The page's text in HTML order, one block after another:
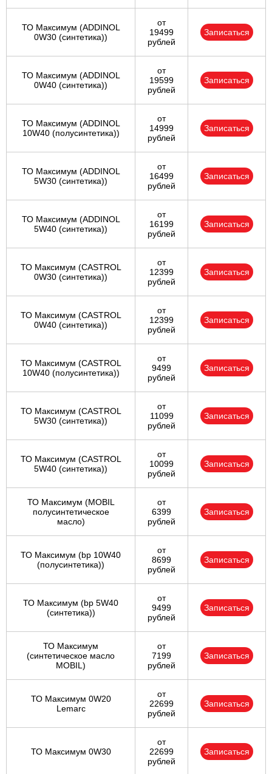
ТО Максимум (ADDINOL
0W30 (синтетика))
от
19499
рублей
Записаться
ТО Максимум (ADDINOL
0W40 (синтетика))
от
19599
рублей
Записаться
ТО Максимум (ADDINOL
10W40 (полусинтетика))
от
14999
рублей
Записаться
ТО Максимум (ADDINOL
5W30 (синтетика))
от
16499
рублей
Записаться
ТО Максимум (ADDINOL
5W40 (синтетика))
от
16199
рублей
Записаться
ТО Максимум (CASTROL
0W30 (синтетика))
от
12399
рублей
Записаться
ТО Максимум (CASTROL
0W40 (синтетика))
от
12399
рублей
Записаться
ТО Максимум (CASTROL
10W40 (полусинтетика))
от
9499
рублей
Записаться
ТО Максимум (CASTROL
5W30 (синтетика))
от
11099
рублей
Записаться
ТО Максимум (CASTROL
5W40 (синтетика))
от
10099
рублей
Записаться
ТО Максимум (MOBIL
полуcинтетическое
масло)
от
6399
рублей
Записаться
ТО Максимум (bp 10W40
(полусинтетика))
от
8699
рублей
Записаться
ТО Максимум (bp 5W40
(синтетика))
от
9499
рублей
Записаться
ТО Максимум
(cинтетическое масло
MOBIL)
от
7199
рублей
Записаться
ТО Максимум 0W20
Lemarc
от
22699
рублей
Записаться
ТО Максимум 0W30
от
22699
рублей
Записаться